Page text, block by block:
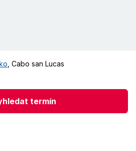
Cabo san Lucas
termín